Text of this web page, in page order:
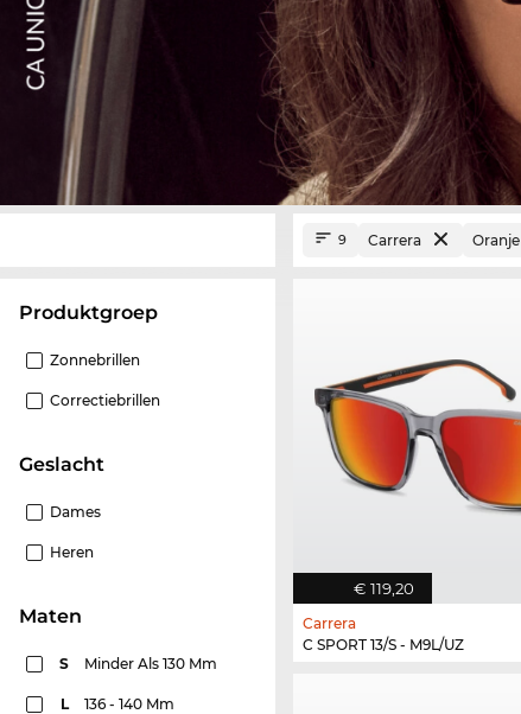
Produktgroep
Zonnebrillen
Correctiebrillen
Geslacht
Dames
Heren
Maten
S Minder Als 130 Mm
L 136 - 140 Mm
9 Carrera Oranje
€ 119,20
Carrera
C SPORT 13/S - M9L/UZ